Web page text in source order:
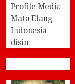
Profile Media
Mata Elang
Indonesia
disini